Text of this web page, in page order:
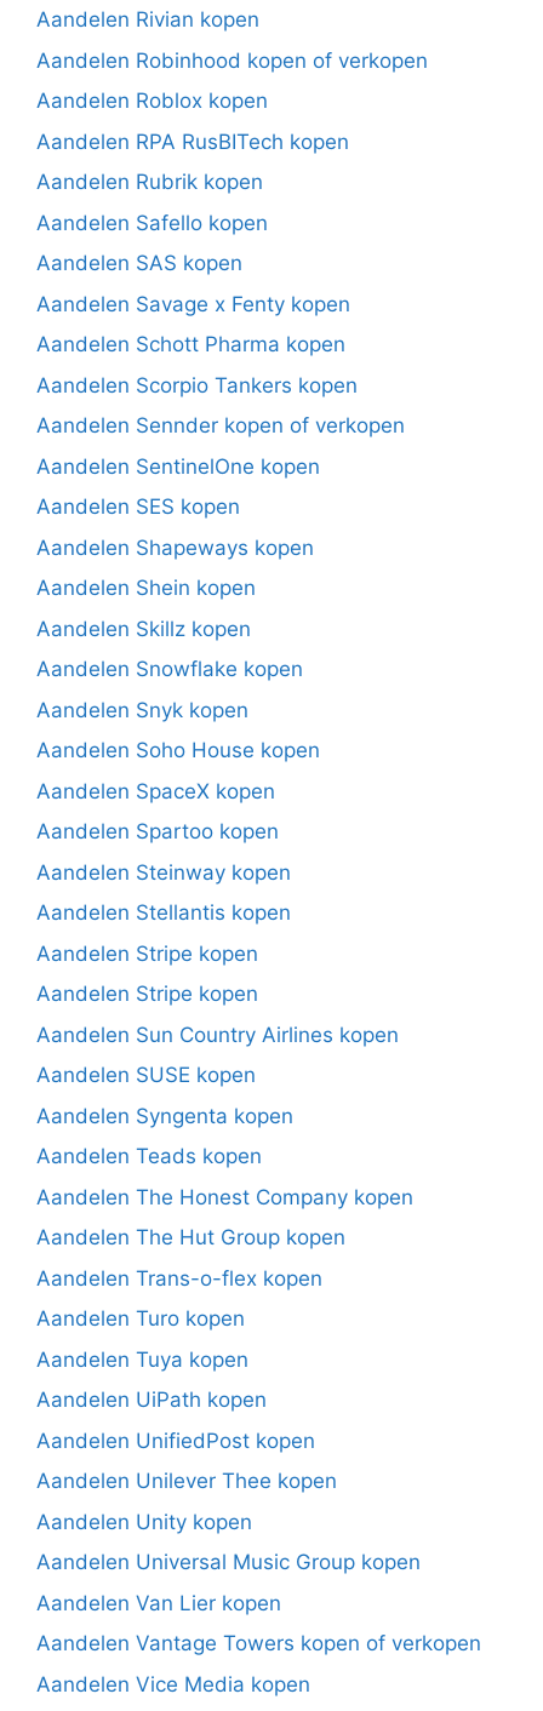
Aandelen Rivian kopen
Aandelen Robinhood kopen of verkopen
Aandelen Roblox kopen
Aandelen RPA RusBITech kopen
Aandelen Rubrik kopen
Aandelen Safello kopen
Aandelen SAS kopen
Aandelen Savage x Fenty kopen
Aandelen Schott Pharma kopen
Aandelen Scorpio Tankers kopen
Aandelen Sennder kopen of verkopen
Aandelen SentinelOne kopen
Aandelen SES kopen
Aandelen Shapeways kopen
Aandelen Shein kopen
Aandelen Skillz kopen
Aandelen Snowflake kopen
Aandelen Snyk kopen
Aandelen Soho House kopen
Aandelen SpaceX kopen
Aandelen Spartoo kopen
Aandelen Steinway kopen
Aandelen Stellantis kopen
Aandelen Stripe kopen
Aandelen Stripe kopen
Aandelen Sun Country Airlines kopen
Aandelen SUSE kopen
Aandelen Syngenta kopen
Aandelen Teads kopen
Aandelen The Honest Company kopen
Aandelen The Hut Group kopen
Aandelen Trans-o-flex kopen
Aandelen Turo kopen
Aandelen Tuya kopen
Aandelen UiPath kopen
Aandelen UnifiedPost kopen
Aandelen Unilever Thee kopen
Aandelen Unity kopen
Aandelen Universal Music Group kopen
Aandelen Van Lier kopen
Aandelen Vantage Towers kopen of verkopen
Aandelen Vice Media kopen